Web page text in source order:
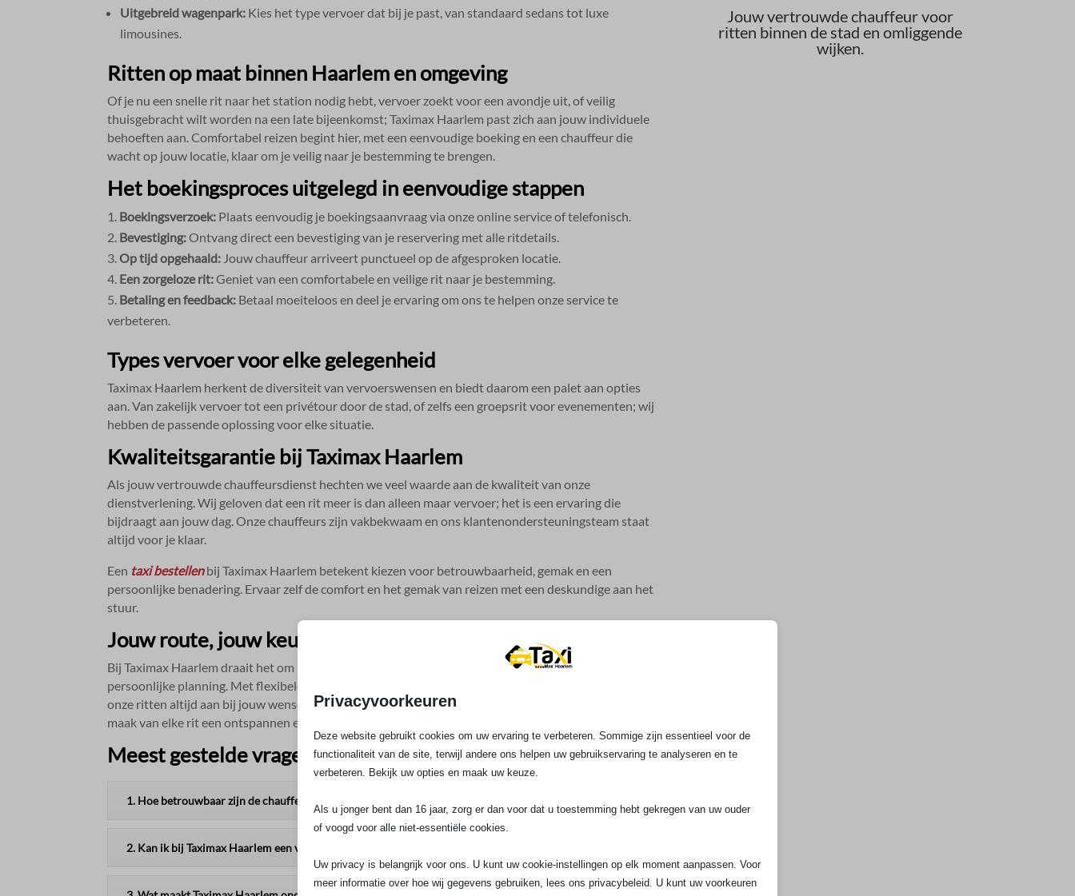
Uitgebreid wagenpark: Kies het type vervoer dat bij je past, van standaard sedans tot luxe
limousines.​
Ritten op maat binnen Haarlem en omgeving
Of je nu een snelle rit naar het station nodig hebt, vervoer zoekt voor een avondje uit, of veilig
thuisgebracht wilt worden na een late bijeenkomst; Taximax Haarlem past zich aan jouw individuele
behoeften aan.​ Comfortabel reizen begint hier, met een eenvoudige boeking en een chauffeur die
wacht op jouw locatie, klaar om je veilig naar je bestemming te brengen.​
Het boekingsproces uitgelegd in eenvoudige stappen
Boekingsverzoek: Plaats eenvoudig je boekingsaanvraag via onze online service of telefonisch.​
Bevestiging:Ontvang direct een bevestiging van je reservering met alle ritdetails.​
Op tijd opgehaald: Jouw chauffeur arriveert punctueel op de afgesproken locatie.​
Een zorgeloze rit:Geniet van een comfortabele en veilige rit naar je bestemming.​
Betaling en feedback: Betaal moeiteloos en deel je ervaring om ons te helpen onze service te
verbeteren.​
Types vervoer voor elke gelegenheid
Taximax Haarlem herkent de diversiteit van vervoerswensen en biedt daarom een palet aan opties
aan.​ Van zakelijk vervoer tot een privétour door de stad, of zelfs een groepsrit voor evenementen; wij
hebben de passende oplossing voor elke situatie.​
Kwaliteitsgarantie bij Taximax Haarlem
Als jouw vertrouwde chauffeursdienst hechten we veel waarde aan de kwaliteit van onze
dienstverlening.​ Wij geloven dat een rit meer is dan alleen maar vervoer; het is een ervaring die
bijdraagt aan jouw dag.​ Onze chauffeurs zijn vakbekwaam en ons klantenondersteuningsteam staat
altijd voor je klaar.​
Een taxi bestellenbij Taximax Haarlem betekent kiezen voor betrouwbaarheid, gemak en een
persoonlijke benadering.​ Ervaar zelf de comfort en het gemak van reizen met een deskundige aan het
stuur.​
Jouw route, jouw keuze, onze service
Bij Taximax Haarlem draait het om het aanbieden van een service die naadloos aansluit bij jouw
persoonlijke planning.​ Met flexibele opties en een breed bereik binnen Haarlem en omstreken sluiten
onze ritten altijd aan bij jouw wensen.​ Ontdek nu het verschil van reizen met Taximax Haarlem en
maak van elke rit een ontspannen ervaring.​
Meest gestelde vragen
1. Hoe betrouwbaar zijn de chauffeurs bij Taximax Haarlem voor stadsritten?
2. Kan ik bij Taximax Haarlem een vaste chauffeur krijgen voor mijn dagelijkse ritten?
Jouw vertrouwde chauffeur voor
ritten binnen de stad en omliggende
wijken.​
Privacyvoorkeuren
Deze website gebruikt cookies om uw ervaring te verbeteren. Sommige zijn essentieel voor de
functionaliteit van de site, terwijl andere ons helpen uw gebruikservaring te analyseren en te
verbeteren. Bekijk uw opties en maak uw keuze.
Als u jonger bent dan 16 jaar, zorg er dan voor dat u toestemming hebt gekregen van uw ouder
of voogd voor alle niet-essentiële cookies.
Uw privacy is belangrijk voor ons. U kunt uw cookie-instellingen op elk moment aanpassen. Voor
meer informatie over hoe wij gegevens gebruiken, lees ons privacybeleid. U kunt uw voorkeuren